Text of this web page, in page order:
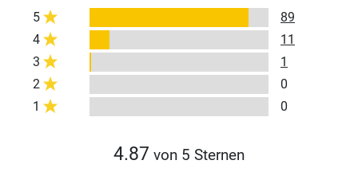
5
89
4
11
3
1
2
0
1
0
4.87 von 5 Sternen